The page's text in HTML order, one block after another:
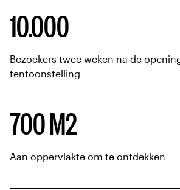
Project data
10.000
Bezoekers twee weken na de
tentoonstelling
700 M2
Aan oppervlakte om te ontdekken